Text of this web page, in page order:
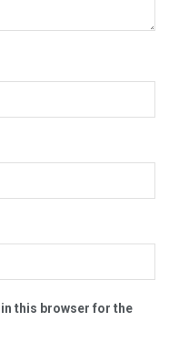
this browser for the